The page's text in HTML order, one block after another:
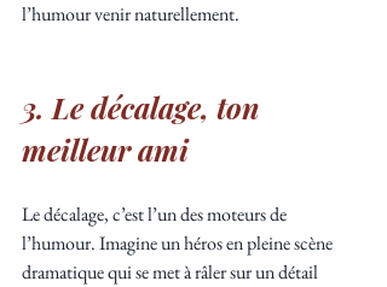
l’humour venir naturellement.
3. Le décalage, ton
meilleur ami
Le décalage, c’est l’un des moteurs de
l’humour. Imagine un héros en pleine scène
dramatique qui se met à râler sur un détail